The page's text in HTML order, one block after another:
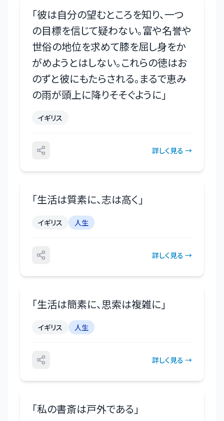
「彼は自分の望むところを知り、一つ
の目標を信じて疑わない。富や名誉や
世俗の地位を求めて膝を屈し身をか
がめようとはしない。これらの徳はお
のずと彼にもたらされる。まるで恵み
の雨が頭上に降りそそぐように 」
イギリス
詳しく見る →
「生活は質素に、志は高く 」
イギリス 人生
詳しく見る →
「生活は簡素に、思索は複雑に 」
イギリス 人生
詳しく見る →
「私の書斎は戸外である 」